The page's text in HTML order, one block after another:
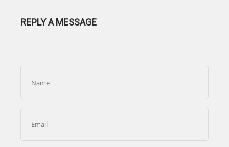
REPLY A MESSAGE